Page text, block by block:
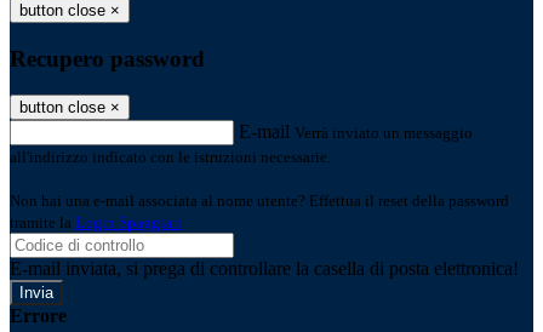
button close ×
Recupero password
button close ×
E-mail Verrà inviato un messaggio
all'indirizzo indicato con le istruzioni necessarie.
Non hai una e-mail associata al nome utente? Effettua il reset della password
tramite la Login Spaggiari
E-mail inviata, si prega di controllare la casella di posta elettronica!
Errore